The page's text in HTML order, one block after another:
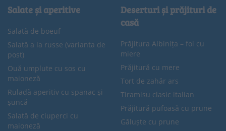
Salate și aperitive
Salată de boeuf
Salată a la russe (varianta de
post)
Ouă umplute cu sos cu
maioneză
Ruladă aperitiv cu spanac și
șuncă
Salată de ciuperci cu
maioneză
Deserturi și prăjituri de
casă
Prăjitura Albinița – foi cu
miere
Prăjitură cu mere
Tort de zahăr ars
Tiramisu clasic italian
Prăjitură pufoasă cu prune
Găluște cu prune